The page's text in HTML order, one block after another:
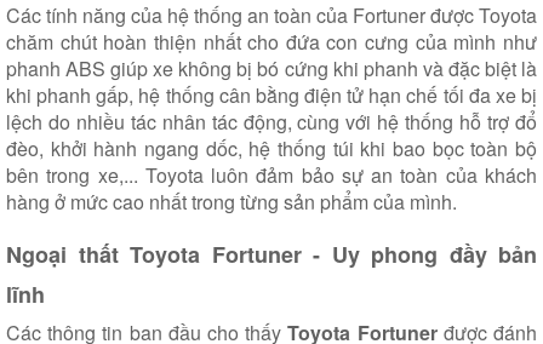
Các tính năng của hệ thống an toàn của Fortuner được Toyota
chăm chút hoàn thiện nhất cho đứa con cưng của mình như
phanh ABS giúp xe không bị bó cứng khi phanh và đặc biệt là
khi phanh gấp, hệ thống cân bằng điện tử hạn chế tối đa xe bị
lệch do nhiều tác nhân tác động, cùng với hệ thống hỗ trợ đổ
đèo, khởi hành ngang dốc, hệ thống túi khi bao bọc toàn bộ
bên trong xe,... Toyota luôn đảm bảo sự an toàn của khách
hàng ở mức cao nhất trong từng sản phẩm của mình.
Ngoại thất Toyota Fortuner - Uy phong đầy bản
lĩnh
Các thông tin ban đầu cho thấyToyota Fortunerđược đánh